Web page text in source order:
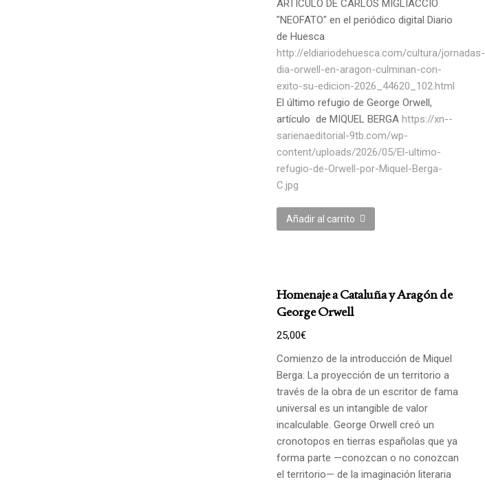
ARTÍCULO DE CARLOS MIGLIACCIO
"NEOFATO" en el periódico digital Diario
de Huesca
http://eldiariodehuesca.com/cultura/jornadas-
dia-orwell-en-aragon-culminan-con-
exito-su-edicion-2026_44620_102.html
El último refugio de George Orwell,
artículo de MIQUEL BERGA https://xn--
sarienaeditorial-9tb.com/wp-
content/uploads/2026/05/El-ultimo-
refugio-de-Orwell-por-Miquel-Berga-
C.jpg
Añadir al carrito
Homenaje a Cataluña y Aragón de
George Orwell
25,00€
Comienzo de la introducción de Miquel
Berga: La proyección de un territorio a
través de la obra de un escritor de fama
universal es un intangible de valor
incalculable. George Orwell creó un
cronotopos en tierras españolas que ya
forma parte —conozcan o no conozcan
el territorio— de la imaginación literaria